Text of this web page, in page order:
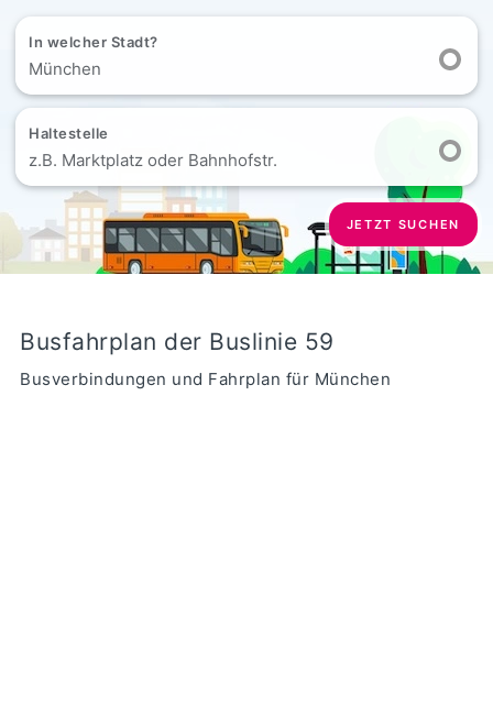
In welcher Stadt?
München
Haltestelle
z.B. Marktplatz oder Bahnhofstr.
JETZT SUCHEN
Busfahrplan der Buslinie 59
Busverbindungen und Fahrplan für München